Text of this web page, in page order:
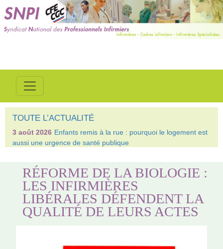
TOUTE L’ACTUALITÉ
3 août 2026 Enfants remis à la rue : pourquoi le logement est
aussi une urgence de santé publique
RÉFORME DE LA BIOLOGIE :
LES INFIRMIÈRES
LIBÉRALES DÉFENDENT LA
QUALITÉ DE LEURS ACTES